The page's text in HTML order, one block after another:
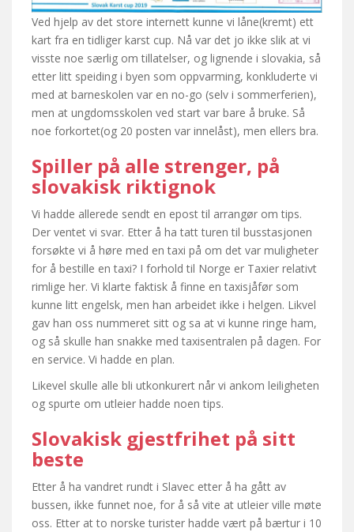
Ved hjelp av det store internett kunne vi låne(kremt) ett
kart fra en tidliger karst cup. Nå var det jo ikke slik at vi
visste noe særlig om tillatelser, og lignende i slovakia, så
etter litt speiding i byen som oppvarming, konkluderte vi
med at barneskolen var en no-go (selv i sommerferien),
men at ungdomsskolen ved start var bare å bruke. Så
noe forkortet(og 20 posten var innelåst), men ellers bra.
Spiller på alle strenger, på
slovakisk riktignok
Vi hadde allerede sendt en epost til arrangør om tips.
Der ventet vi svar. Etter å ha tatt turen til busstasjonen
forsøkte vi å høre med en taxi på om det var muligheter
for å bestille en taxi? I forhold til Norge er Taxier relativt
rimlige her. Vi klarte faktisk å finne en taxisjåfør som
kunne litt engelsk, men han arbeidet ikke i helgen. Likvel
gav han oss nummeret sitt og sa at vi kunne ringe ham,
og så skulle han snakke med taxisentralen på dagen. For
en service. Vi hadde en plan.
Likevel skulle alle bli utkonkurert når vi ankom leiligheten
og spurte om utleier hadde noen tips.
Slovakisk gjestfrihet på sitt
beste
Etter å ha vandret rundt i Slavec etter å ha gått av
bussen, ikke funnet noe, for å så vite at utleier ville møte
oss. Etter at to norske turister hadde vært på bærtur i 10